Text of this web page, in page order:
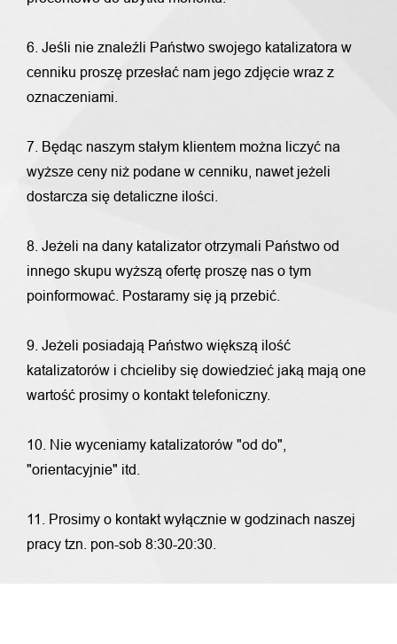
6. Jeśli nie znaleźli Państwo swojego katalizatora w
cenniku proszę przesłać nam jego zdjęcie wraz z
oznaczeniami.
7. Będąc naszym stałym klientem można liczyć na
wyższe ceny niż podane w cenniku, nawet jeżeli
dostarcza się detaliczne ilości.
8. Jeżeli na dany katalizator otrzymali Państwo od
innego skupu wyższą ofertę proszę nas o tym
poinformować. Postaramy się ją przebić.
9. Jeżeli posiadają Państwo większą ilość
katalizatorów i chcieliby się dowiedzieć jaką mają one
wartość prosimy o kontakt telefoniczny.
10. Nie wyceniamy katalizatorów "od do",
"orientacyjnie" itd.
11. Prosimy o kontakt wyłącznie w godzinach naszej
pracy tzn. pon-sob 8:30-20:30.